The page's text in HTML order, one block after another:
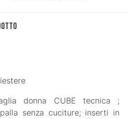
donna CUBE tecnica ;
senza cuciture; inserti in